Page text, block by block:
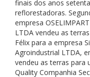
finais dos anos
reflorestadoras.
empresa
LTDA vendeu as
Félix para a empresa
Agroindustrial LTDA,
vendeu as terras para
Quality Companhia